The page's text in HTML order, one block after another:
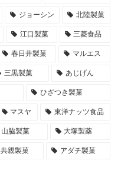
ジョーシン 北陸製菓
江口製菓 三菱食品
春日井製菓 マルエス
三黒製菓 あじげん
ひざつき製菓
マスヤ 東洋ナッツ食品
山脇製菓 大塚製薬
共親製菓 アダチ製菓